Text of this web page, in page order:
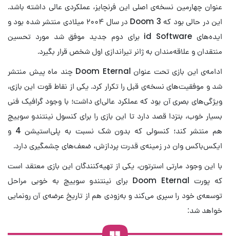
عنوان چهارمین نسخه‌ی اصلی این فرنچایز، عملکردی عالی داشته باشد.
این در حالی بود که Doom 3 در سال ۲۰۰۴ میلادی منتشر شده بود و
ایده‌های id Software برای دوم جدید موفق شد مورد تحسین
منتقدان و علاقه‌مندان به ژانر تیراندازی اول شخص قرار بگیرد.
ادامه‌ی این بازی تحت عنوان Doom Eternal چند ماه پیش منتشر
شد و موفقیت‌های نسخه‌ی قبل را تکرار کرد. یکی از نقاط قوت این بازی،
ویژگی‌های بصری آن بود که عملکرد عالی‌ای داشت؛ با وجود گرافیک فنی
بسیار خوب، بتزدا قصد دارد تا این بازی را برای کنسول نینتندو سوییچ
هم منتشر کند؛ کنسولی که بدون شک نسبت به پلی‌استیشن 4 و
ایکس‌باکس وان در زمینه‌ی قدرت پردازش، ضعف‌های چشمگیری دارد.
با این وجود مارتی استرتون، یکی از تهیه‌کنندگان این بازی معتقد است
که پورت Doom Eternal برای نینتندو سوییچ به خوبی مراحل
توسعه‌ی خود را سپری می‌کند و به‌زودی هم از تاریخ عرضه‌ی آن رونمایی
خواهد شد: